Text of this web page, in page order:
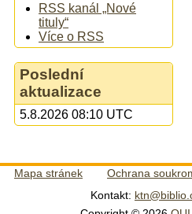
RSS kanál „Nové
tituly“
Více o RSS
Poslední
aktualizace
5.8.2026 08:10 UTC
Mapa stránek Ochrana
Kontakt: